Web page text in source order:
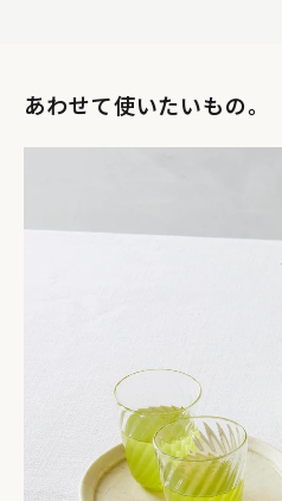
ん。
商品仕様
重量
あわせて使いたいもの。